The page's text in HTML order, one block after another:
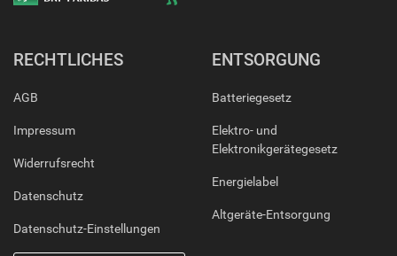
RECHTLICHES
AGB
Impressum
Widerrufsrecht
Datenschutz
Datenschutz-Einstellungen
ENTSORGUNG
Batteriegesetz
Elektro- und
Elektronikgerätegesetz
Energielabel
Altgeräte-Entsorgung